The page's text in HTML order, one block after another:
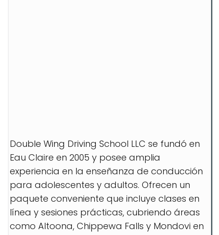
Double Wing Driving School LLC se fundó en
Eau Claire en 2005 y posee amplia
experiencia en la enseñanza de conducción
para adolescentes y adultos. Ofrecen un
paquete conveniente que incluye clases en
línea y sesiones prácticas, cubriendo áreas
como Altoona, Chippewa Falls y Mondovi en